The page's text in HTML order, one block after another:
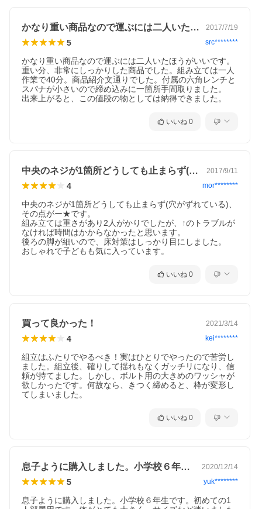
かなり重い商品なので運ぶには二人いたほ… 2017/7/19
5 src********
かなり重い商品なので運ぶには二人いたほうがいいです。
重い分、非常にしっかりした商品でした。組み立ては一人
作業で40分。商品紹介文通りでした。付属の六角レンチと
スパナが小さいので締め込みに一箇所手間取りました。
出来上がると、この値段の物としては納得できました。
いいね 0
中央のネジが1箇所どうしても止まらず(… 2017/9/11
4 mor********
中央のネジが1箇所どうしても止まらず(穴がずれている)、
その点がー★です。
組み立ては重さがあり2人がかりでしたが、↑のトラブルが
なければ時間はかからなかったと思います。
後ろの脚が細いので、床対策はしっかり目にしました。
おしゃれで子どもも気に入っています。
いいね 0
買って良かった！ 2021/3/14
4 kei********
組立はふたりでやるべき！実はひとりでやったので苦労し
ました。組立後、確りして揺れもなくガッチリになり、信
頼が持てました。しかし、ボルト用の大きめのワッシャが
欲しかったです。何故なら、きつく締めると、枠が変形し
てしまいました。
いいね 0
息子ように購入しました。小学校６年生で… 2020/12/14
5 yuk********
息子ように購入しました。小学校６年生です。初めての1